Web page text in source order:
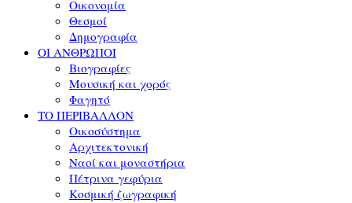
Οικονομία
Θεσμοί
Δημογραφία
ΟΙ ΑΝΘΡΩΠΟΙ
Βιογραφίες
Μουσική και χορός
Φαγητό
ΤΟ ΠΕΡΙΒΑΛΛΟΝ
Οικοσύστημα
Αρχιτεκτονική
Ναοί και μοναστήρια
Πέτρινα γεφύρια
Κοσμική ζωγραφική